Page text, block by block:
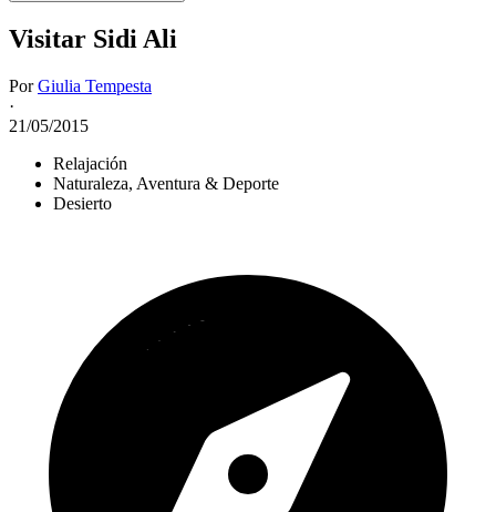
Visitar Sidi Ali
PorGiulia Tempesta
·
21/05/2015
Relajación
Naturaleza, Aventura & Deporte
Desierto